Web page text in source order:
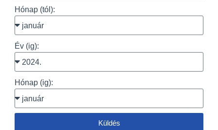
Hónap (tól):
Év (ig):
Hónap (ig):
Küldés